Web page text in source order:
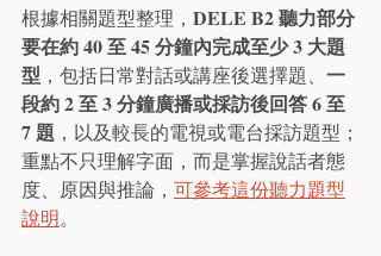
根據相關題型整理， DELE B2 聽力部分
要在約 40 至 45 分鐘內完成至少 3 大題
型 ，包括日常對話或講座後選擇題、 一
段約 2 至 3 分鐘廣播或採訪後回答 6 至
7 題 ，以及較長的電視或電台採訪題型；
重點不只理解字面，而是掌握說話者態
度、原因與推論， 可參考這份聽力題型
說明。